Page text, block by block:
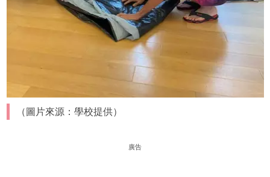
（圖片來源：學校提供）
廣告